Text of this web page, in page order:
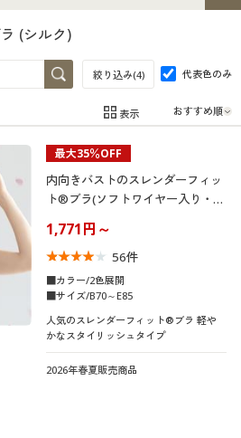
具
通販すべて
ック
(シルク)
絞り込み(4) 代表色のみ
のある商品のみ表示
E
表示
最大35％OFF
内向きバストのスレンダーフィッ
ト®ブラ(ソフトワイヤー入り・
1,771円～
56件
■カラー/2色展開
■サイズ/B70～E85
人気のスレンダーフィット®ブラ 軽や
かなスタイリッシュタイプ
2026年春夏販売商品